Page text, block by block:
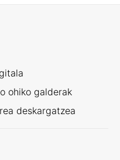
ohiko galderak
deskargatzea